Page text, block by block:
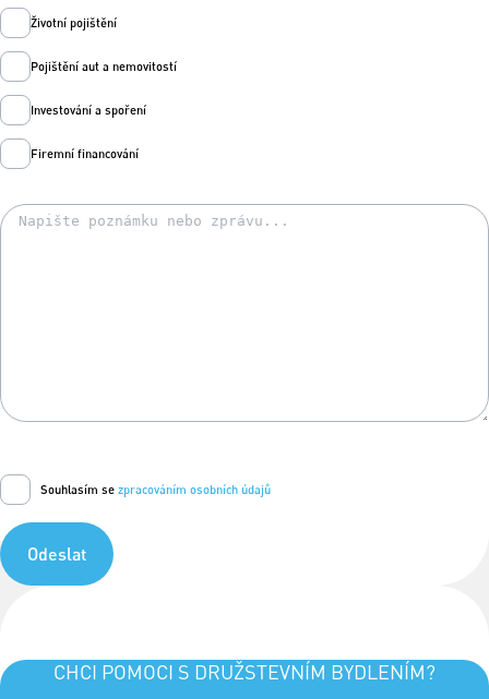
Životní pojištění
Pojištění aut a nemovitostí
Investování a spoření
Firemní financování
Souhlasím se zpracováním osobních údajů
Odeslat
CHCI POMOCI S DRUŽSTEVNÍM BYDLENÍM?